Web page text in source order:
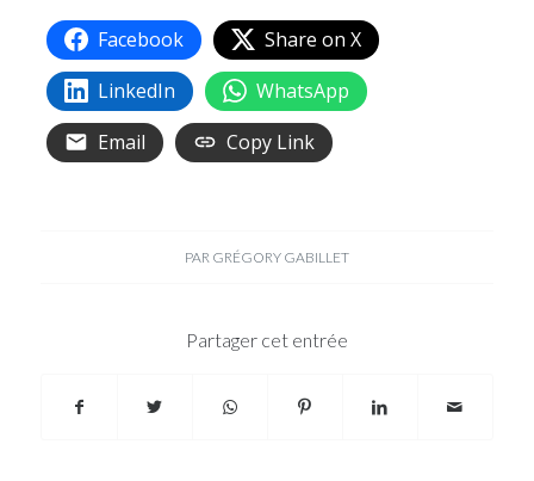
Facebook
Share on X
LinkedIn
WhatsApp
Email
Copy Link
PAR GRÉGORY GABILLET
Partager cet entrée